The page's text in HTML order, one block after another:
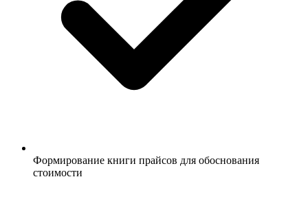
Формирование книги прайсов для обоснования
стоимости